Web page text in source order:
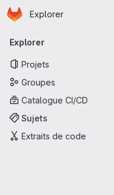
Passer au contenu principal
Page d'accueil
Explorer
Navigation
Explorer
Projets
Groupes
Catalogue CI/CD
Sujets
Extraits de code